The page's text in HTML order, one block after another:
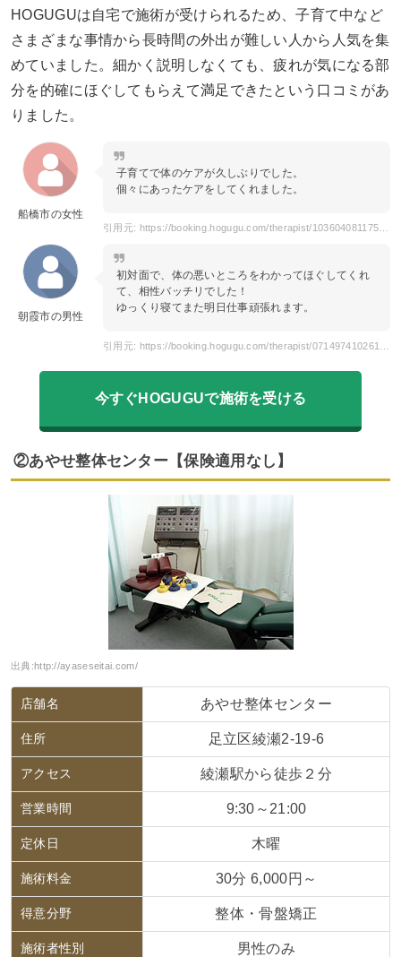
HOGUGUは自宅で施術が受けられるため、子育て中など
さまざまな事情から長時間の外出が難しい人から人気を集
めていました。細かく説明しなくても、疲れが気になる部
分を的確にほぐしてもらえて満足できたという口コミがあ
りました。
船橋市の女性
子育てで体のケアが久しぶりでした。
個々にあったケアをしてくれました。
朝霞市の男性
初対面で、体の悪いところをわかってほぐしてくれ
て、相性バッチリでした！
ゆっくり寝てまた明日仕事頑張れます。
今すぐHOGUGUで施術を受ける
②あやせ整体センター【保険適用なし】
出典:http://ayaseseitai.com/
店舗名 あやせ整体センター
住所 足立区綾瀬2-19-6
アクセス 綾瀬駅から徒歩２分
営業時間 9:30～21:00
定休日 木曜
施術料金 30分 6,000円～
得意分野 整体・骨盤矯正
施術者性別 男性のみ